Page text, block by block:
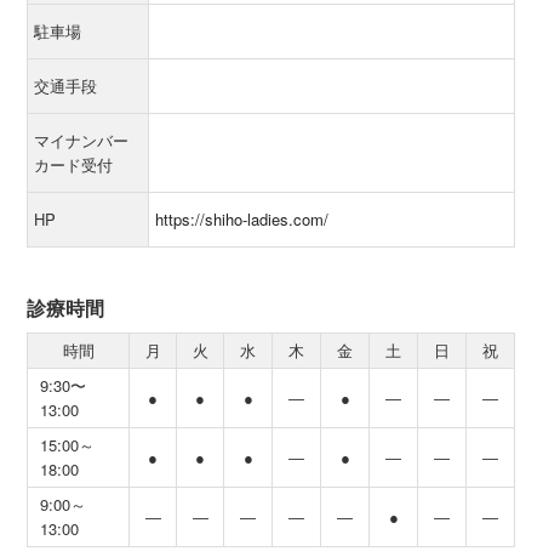
駐車場
交通手段
マイナンバー
カード受付
HP https://shiho-ladies.com/
診療時間
時間 月 火 水 木 金 土 日
祝
9:30〜
13:00
● ● ● ― ● ― ― ―
15:00～
18:00
● ● ● ― ● ― ― ―
9:00～
13:00
― ― ― ― ― ● ― ―